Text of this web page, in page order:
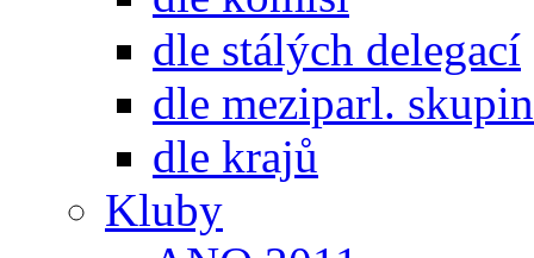
dle stálých delegací
dle meziparl. skupin
dle krajů
Kluby